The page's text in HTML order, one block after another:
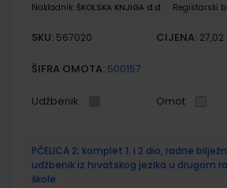
Nakladnik: ŠKOLSKA KNJIGA d.d. Registarski
SKU: 567020 CIJENA:
ŠIFRA OMOTA: 500157
Udžbenik Omot
PČELICA 2; komplet 1. i 2 dio, radne
udžbenik iz hrvatskog jezika u drugom
škole